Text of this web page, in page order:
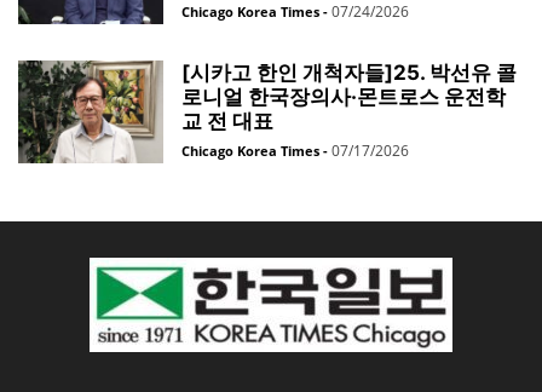
Chicago Korea Times - 07/24/2026
[시카고 한인 개척자들]25. 박선유 콜
로니얼 한국장의사·몬트로스 운전학
교 전 대표
Chicago Korea Times - 07/17/2026